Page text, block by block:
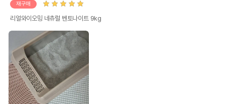
재구매
리얼와이오밍 네츄럴 벤토나이트 9kg